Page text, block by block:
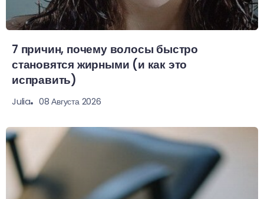
7 причин, почему волосы быстро
становятся жирными (и как это
исправить)
Julia 08 Августа 2026